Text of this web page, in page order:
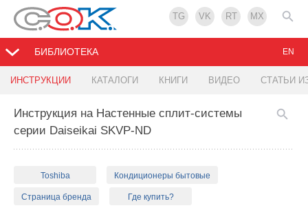
TG VK RT MX
БИБЛИОТЕКА
ИНСТРУКЦИИ КАТАЛОГИ КНИГИ ВИДЕО СТАТЬИ
EN
Инструкция на Настенные сплит-системы
серии Daiseikai SKVP-ND
Toshiba Кондиционеры бытовые
Страница бренда Где купить?